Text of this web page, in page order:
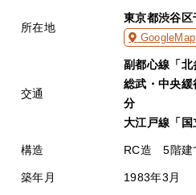
所在地
東京都渋谷
GoogleMap
交通
副都心線「
総武・中央
分
大江戸線「
構造 RC造 5階建
築年月 1983年3月